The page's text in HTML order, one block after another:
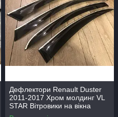
Дефлектори Renault Duster
2011-2017 Хром молдинг VL
STAR Вітровики на вікна